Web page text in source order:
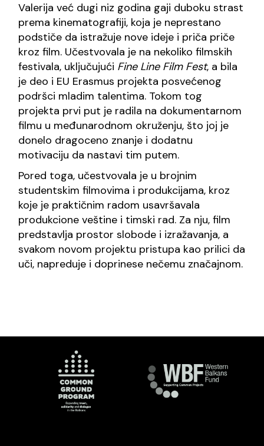
Valerija već dugi niz godina gaji duboku strast
prema kinematografiji, koja je neprestano
podstiče da istražuje nove ideje i priča priče
kroz film. Učestvovala je na nekoliko filmskih
festivala, uključujući Fine Line Film Fest, a bila
je deo i EU Erasmus projekta posvećenog
podršci mladim talentima. Tokom tog
projekta prvi put je radila na dokumentarnom
filmu u međunarodnom okruženju, što joj je
donelo dragoceno znanje i dodatnu
motivaciju da nastavi tim putem.
Pored toga, učestvovala je u brojnim
studentskim filmovima i produkcijama, kroz
koje je praktičnim radom usavršavala
produkcione veštine i timski rad. Za nju, film
predstavlja prostor slobode i izražavanja, a
svakom novom projektu pristupa kao prilici da
uči, napreduje i doprinese nečemu značajnom.